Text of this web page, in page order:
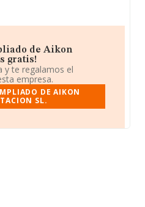
de Aikon
gratis!
y te regalamos el
empresa.
DE AIKON
SL.